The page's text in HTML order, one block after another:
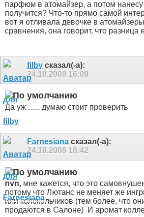
парфюм в атомайзер, а потом нанесу
получится? Что-то прямо самой
вот я отливала девочке в
сравнения, она говорит, что разница
filby сказал(-а):
24.10.2008 16:09
Да уж ...... думаю стоит проверить
Farnesiana сказал(-а):
24.10.2008 18:42
nvn, мне кажется, что это
потому что Лютанс не меняет же
или колокольчиков (тем более, что
продаются в Салоне) И аромат